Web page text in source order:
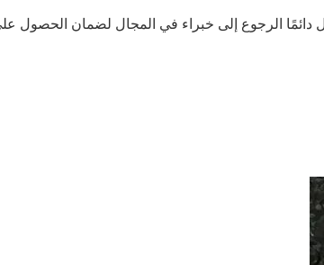
دائمًا الرجوع إلى خبراء في المجال لضمان الحصول